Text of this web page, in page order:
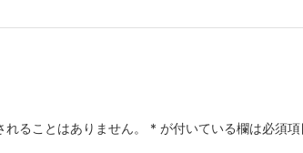
ることはありません。 * が付いている欄は必須項